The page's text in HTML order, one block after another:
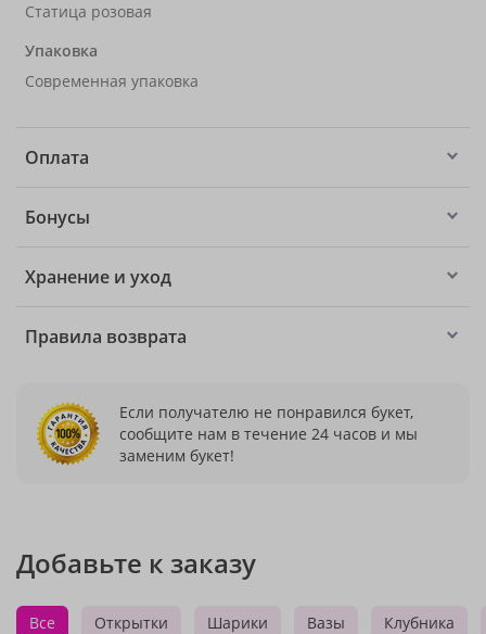
Статица розовая
Упаковка
Современная упаковка
Оплата
Бонусы
Хранение и уход
Правила возврата
Если получателю не понравился букет,
сообщите нам в течение 24 часов и мы
заменим букет!
Добавьте к заказу
Все Открытки Шарики Вазы Клубника